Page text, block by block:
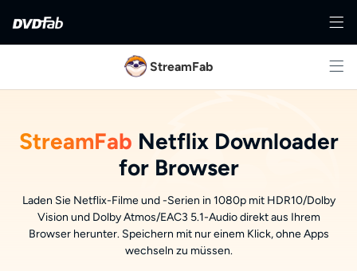
StreamFab
StreamFab Netflix Downloader
for Browser
Laden Sie Netflix-Filme und -Serien in 1080p mit HDR10/Dolby
Vision und Dolby Atmos/EAC3 5.1-Audio direkt aus Ihrem
Browser herunter. Speichern mit nur einem Klick, ohne Apps
wechseln zu müssen.